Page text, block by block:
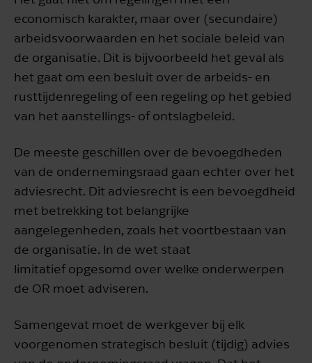
economisch karakter, maar over (secundaire)
arbeidsvoorwaarden en het sociale beleid van
de organisatie. Dit is bijvoorbeeld het geval als
het gaat om een besluit over de arbeids- en
rusttijdenregeling of een regeling op het gebied
van het aanstellings- of ontslagbeleid.
De meeste geschillen over de bevoegdheden
van de ondernemingsraad gaan echter over het
adviesrecht. Dit adviesrecht is een bevoegdheid
met betrekking tot belangrijke
aangelegenheden, zoals het voortbestaan van
de organisatie. In de wet staat
limitatief opgesomd over welke onderwerpen
de OR moet adviseren.
Samengevat moet de werkgever bij elk
voorgenomen strategisch besluit (tijdig) advies